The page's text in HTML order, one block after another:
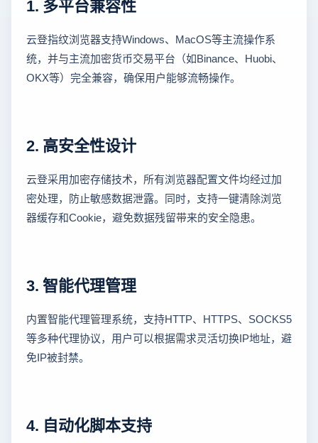
云登指纹浏览器支持Windows、MacOS等主流操作系
统，并与主流加密货币交易平台（如Binance、Huobi、
OKX等）完全兼容，确保用户能够流畅操作。
2. 高安全性设计
云登采用加密存储技术，所有浏览器配置文件均经过加
密处理，防止敏感数据泄露。同时，支持一键清除浏览
器缓存和Cookie，避免数据残留带来的安全隐患。
3. 智能代理管理
内置智能代理管理系统，支持HTTP、HTTPS、SOCKS5
等多种代理协议，用户可以根据需求灵活切换IP地址，避
免IP被封禁。
4. 自动化脚本支持